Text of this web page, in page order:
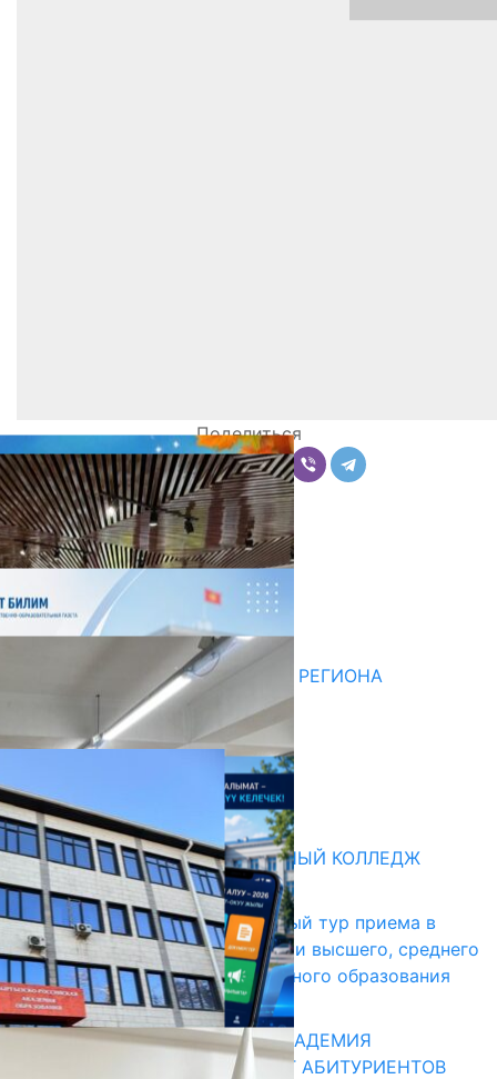
Поделиться
Комментарии
Последние новости
НЕДЕЛЯ В ОБЗОРЕ
07.08.2026
ДЛЯ МЕТОДИСТОВ ЮЖНОГО РЕГИОНА
НАЧАЛОСЬ ОБУЧЕНИЕ
05.08.2026
31.07.2026
Абитуриент
БИШКЕКСКИЙ УНИВЕРСАЛЬНЫЙ КОЛЛЕДЖ
17.07.2026
В Кыргызстане начался первый тур приема в
образовательные организации высшего, среднего
и начального профессионального образования
13.07.2026
КЫРГЫЗКО-РОССИЙСКАЯ АКАДЕМИЯ
ОБРАЗОВАНИЯ ПРИГЛАШАЕТ АБИТУРИЕНТОВ